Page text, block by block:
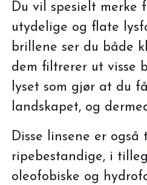
Du vil spesielt merke
utydelige og flate
brillene ser du både
dem filtrerer ut visse
lyset som gjør at du
landskapet, og
Disse linsene er også
ripebestandige, i
oleofobiske og